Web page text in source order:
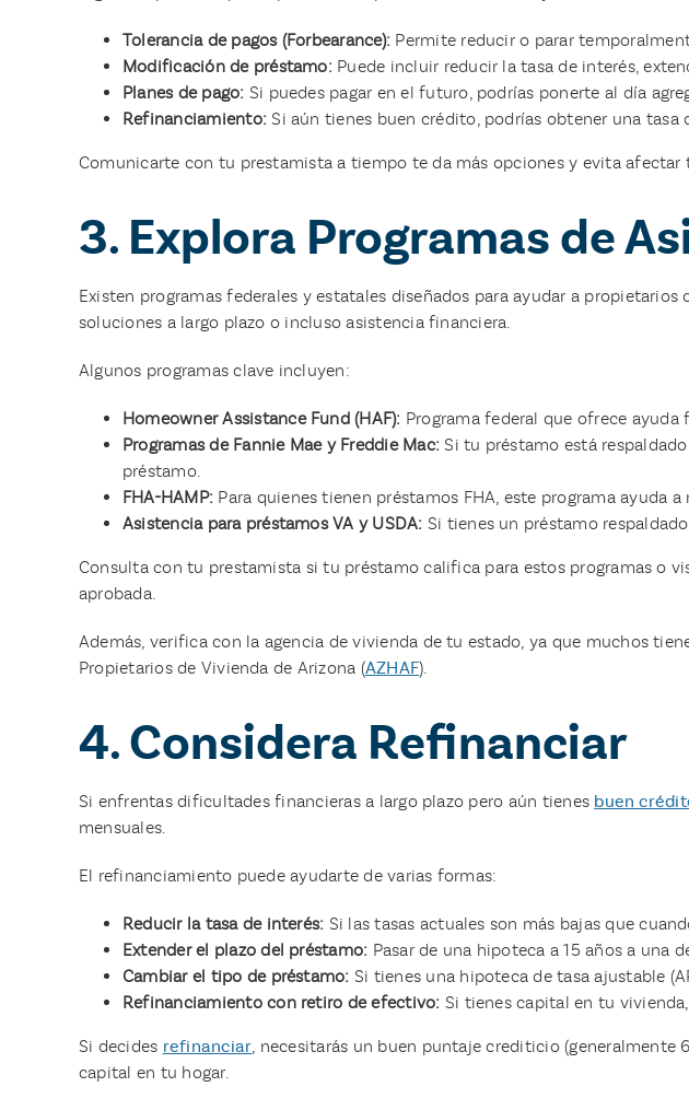
Tolerancia de pagos (Forbearance): Permite reducir o parar
Modificación de préstamo: Puede incluir reducir la tasa de interés,
Planes de pago: Si puedes pagar en el futuro, podrías ponerte al día
Refinanciamiento: Si aún tienes buen crédito, podrías obtener una tasa
Comunicarte con tu prestamista a tiempo te da más opciones y evita
3. Explora Programas de
Existen programas federales y estatales diseñados para ayudar a
soluciones a largo plazo o incluso asistencia financiera.
Algunos programas clave incluyen:
Homeowner Assistance Fund (HAF): Programa federal que ofrece
Programas de Fannie Mae y Freddie Mac: Si tu préstamo está
préstamo.
FHA-HAMP: Para quienes tienen préstamos FHA, este programa ayuda
Asistencia para préstamos VA y USDA: Si tienes un préstamo
Consulta con tu prestamista si tu préstamo califica para estos programas o
aprobada.
Además, verifica con la agencia de vivienda de tu estado, ya que muchos
Propietarios de Vivienda de Arizona (AZHAF).
4. Considera Refinanciar
Si enfrentas dificultades financieras a largo plazo pero aún tienes buen
mensuales.
El refinanciamiento puede ayudarte de varias formas:
Reducir la tasa de interés: Si las tasas actuales son más bajas que
Extender el plazo del préstamo: Pasar de una hipoteca a 15 años a una
Cambiar el tipo de préstamo: Si tienes una hipoteca de tasa ajustable
Refinanciamiento con retiro de efectivo: Si tienes capital en tu
Si decides refinanciar , necesitarás un buen puntaje crediticio (generalmente
capital en tu hogar.